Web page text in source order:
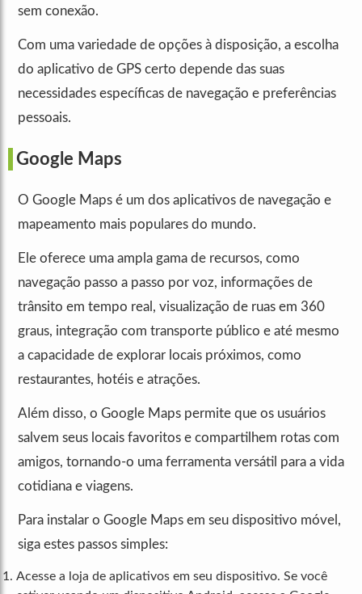
sem conexão.
Com uma variedade de opções à disposição, a escolha
do aplicativo de GPS certo depende das suas
necessidades específicas de navegação e preferências
pessoais.
Google Maps
O Google Maps é um dos aplicativos de navegação e
mapeamento mais populares do mundo.
Ele oferece uma ampla gama de recursos, como
navegação passo a passo por voz, informações de
trânsito em tempo real, visualização de ruas em 360
graus, integração com transporte público e até mesmo
a capacidade de explorar locais próximos, como
restaurantes, hotéis e atrações.
Além disso, o Google Maps permite que os usuários
salvem seus locais favoritos e compartilhem rotas com
amigos, tornando-o uma ferramenta versátil para a vida
cotidiana e viagens.
Para instalar o Google Maps em seu dispositivo móvel,
siga estes passos simples:
Acesse a loja de aplicativos em seu dispositivo. Se você